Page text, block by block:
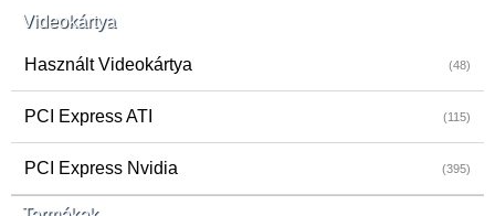
Videokártya
Használt Videokártya (48)
PCI Express ATI (115)
PCI Express Nvidia (395)